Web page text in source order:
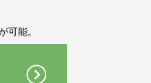
可能。